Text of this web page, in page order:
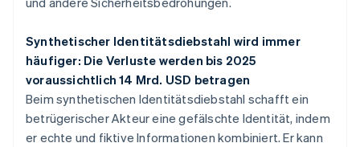
Synthetischer Identitätsdiebstahl wird immer
häufiger: Die Verluste werden bis 2025
voraussichtlich 14 Mrd. USD betragen
Beim synthetischen Identitätsdiebstahl schafft ein
betrügerischer Akteur eine gefälschte Identität, indem
er echte und fiktive Informationen kombiniert. Er kann